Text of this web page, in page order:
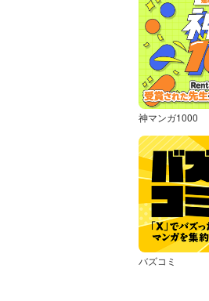
神マンガ1000
バズコミ